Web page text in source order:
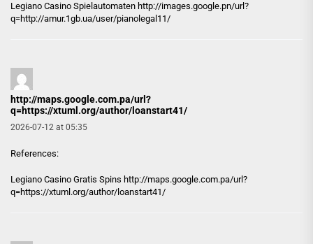
Legiano Casino Spielautomaten http://images.google.pn/url?
q=http://amur.1gb.ua/user/pianolegal11/
http://maps.google.com.pa/url?
q=https://xtuml.org/author/loanstart41/
2026-07-12 at 05:35
References:
Legiano Casino Gratis Spins http://maps.google.com.pa/url?
q=https://xtuml.org/author/loanstart41/